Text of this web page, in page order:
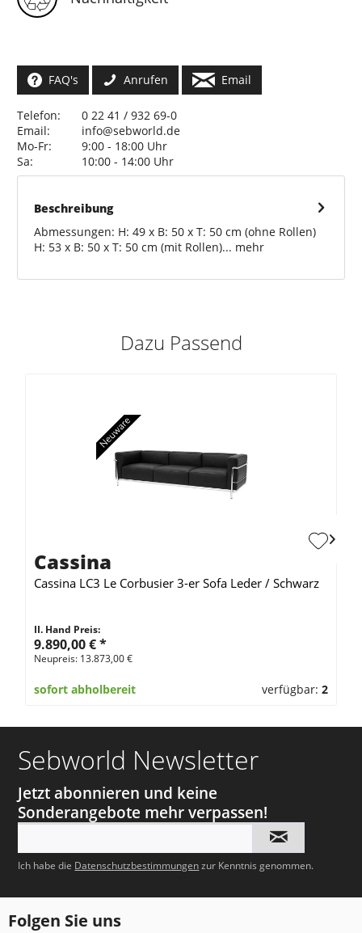
FAQ's Anrufen Email
Telefon:
0 22 41 / 932 69-0
Email:
info@sebworld.de
Mo-Fr:
9:00 - 18:00 Uhr
Sa:
10:00 - 14:00 Uhr
Beschreibung
Abmessungen: H: 49 x B: 50 x T: 50 cm (ohne Rollen)
H: 53 x B: 50 x T: 50 cm (mit Rollen)... mehr
Dazu Passend
Cassina
Cassina LC3 Le Corbusier 3-er Sofa Leder / Schwarz
II. Hand Preis:
9.890,00 €*
Neupreis: 13.873,00 €
sofort abholbereit verfügbar: 2
Sebworld Newsletter
Jetzt abonnieren und keine
Sonderangebote mehr verpassen!
Ich habe die Datenschutzbestimmungenzur Kenntnis genommen.
Folgen Sie uns